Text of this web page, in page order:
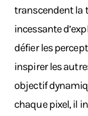
transcendent la
incessante
défier les
inspirer les
objectif
chaque pixel, il